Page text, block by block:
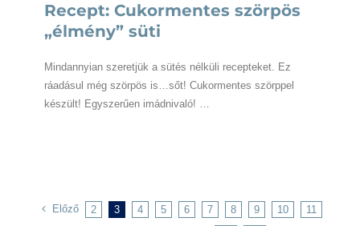
Recept: Cukormentes szörpös
„élmény” süti
Mindannyian szeretjük a sütés nélküli recepteket. Ez
ráadásul még szörpös is…sőt! Cukormentes szörppel
készült! Egyszerűen imádnivaló! …
Előző 2 3 4 5 6 7 8 9 10
11